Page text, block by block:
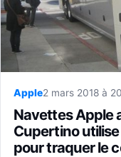
Apple2 mars 2018 à
Navettes Apple
Cupertino
pour traquer le